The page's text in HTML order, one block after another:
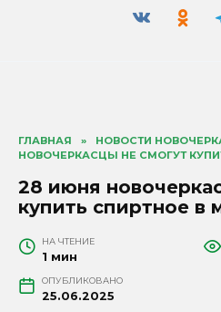
ГЛАВНАЯ » НОВОСТИ
НОВОЧЕРКАСЦЫ НЕ СМОГУТ
28 июня
купить спиртное в
НА ЧТЕНИЕ
1 мин
ОПУБЛИКОВАНО
25.06.2025